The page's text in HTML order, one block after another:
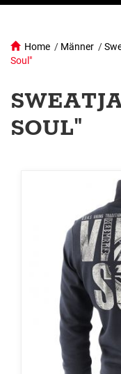
Home / Männer /
Soul"
SOUL"